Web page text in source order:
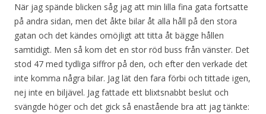
När jag spände blicken såg jag att min lilla fina gata fortsatte
på andra sidan, men det åkte bilar åt alla håll på den stora
gatan och det kändes omöjligt att titta åt bägge hållen
samtidigt. Men så kom det en stor röd buss från vänster. Det
stod 47 med tydliga siffror på den, och efter den verkade det
inte komma några bilar. Jag lät den fara förbi och tittade igen,
nej inte en biljävel. Jag fattade ett blixtsnabbt beslut och
svängde höger och det gick så enastående bra att jag tänkte: